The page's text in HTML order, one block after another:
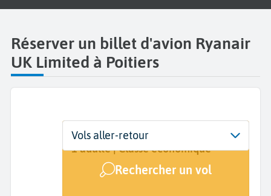
Réserver un billet d'avion Ryanair
UK Limited à Poitiers
Départ
Poitiers Biard (PIS)
Dates
Dates de votre voyage
Voyageurs | Classe
1 adulte | Classe économique
Rechercher un vol
Vols aller-retour